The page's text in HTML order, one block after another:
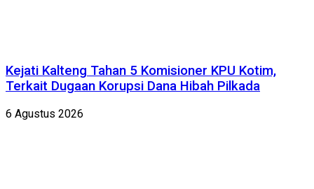
Kejati Kalteng Tahan 5 Komisioner KPU Kotim,
Terkait Dugaan Korupsi Dana Hibah Pilkada
6 Agustus 2026